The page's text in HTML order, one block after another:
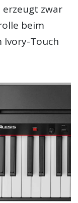
erzeugt zwar
beim
Ivory-Touch